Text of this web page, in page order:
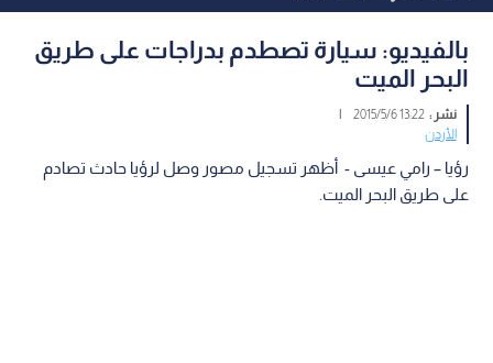
بالفيديو: سيارة تصطدم بدراجات على طريق
البحر الميت
نشر :13:22 2015/5/6
|
الأردن
رؤيا – رامي عيسى - أظهر تسجيل مصور وصل لرؤيا حادث تصادم
على طريق البحر الميت.